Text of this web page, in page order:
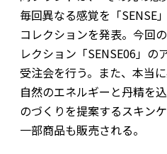
毎回異なる感覚を「SENSE
コレクションを発表。今回
レクション「SENSE06」の
受注会を行う。また、本当
自然のエネルギーと丹精を
のづくりを提案するスキン
一部商品も販売される。